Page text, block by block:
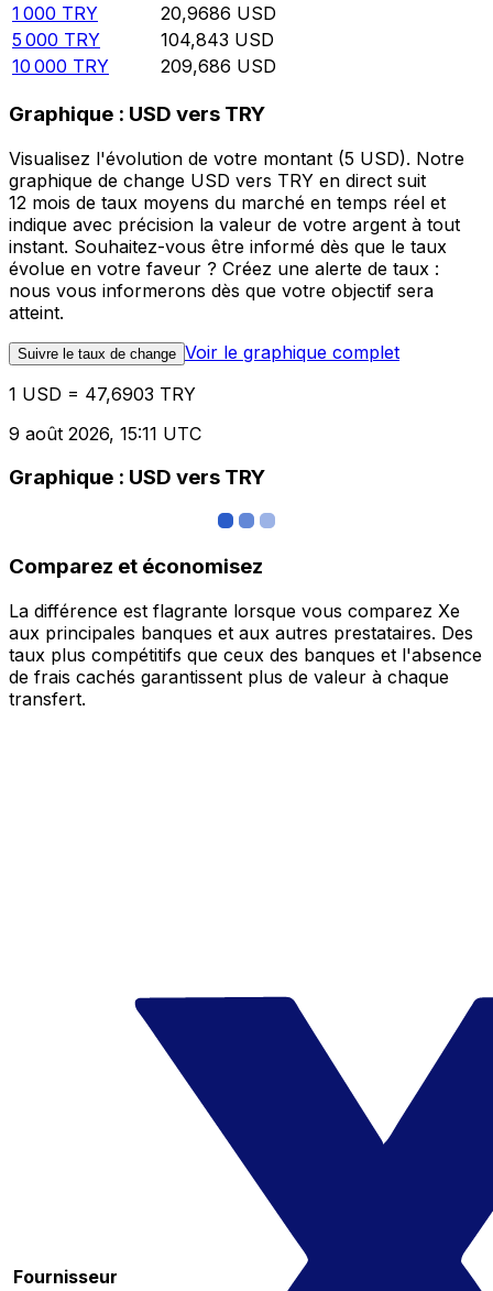
1 000 TRY 20,9686 USD
5 000 TRY 104,843 USD
10 000 TRY 209,686 USD
Graphique : USD vers TRY
Visualisez l'évolution de votre montant (5 USD). Notre
graphique de change USD vers TRY en direct suit
12 mois de taux moyens du marché en temps réel et
indique avec précision la valeur de votre argent à tout
instant. Souhaitez-vous être informé dès que le taux
évolue en votre faveur ? Créez une alerte de taux :
nous vous informerons dès que votre objectif sera
atteint.
Suivre le taux de change Voir le graphique complet
1 USD = 47,6903 TRY
9 août 2026, 15:11 UTC
Graphique : USD vers TRY
Comparez et économisez
La différence est flagrante lorsque vous comparez Xe
aux principales banques et aux autres prestataires. Des
taux plus compétitifs que ceux des banques et l'absence
de frais cachés garantissent plus de valeur à chaque
transfert.
Fournisseur